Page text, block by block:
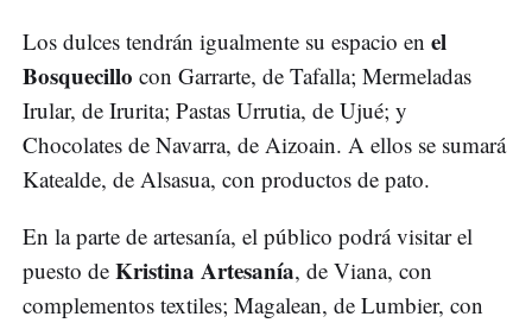
Los dulces tendrán igualmente su espacio en el
Bosquecillo con Garrarte, de Tafalla; Mermeladas
Irular, de Irurita; Pastas Urrutia, de Ujué; y
Chocolates de Navarra, de Aizoain. A ellos se sumará
Katealde, de Alsasua, con productos de pato.
En la parte de artesanía, el público podrá visitar el
puesto de Kristina Artesanía, de Viana, con
complementos textiles; Magalean, de Lumbier, con